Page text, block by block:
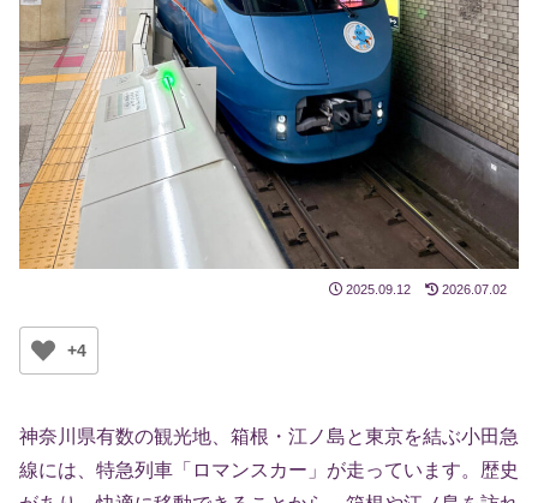
2025.09.12 2026.07.02
+4
神奈川県有数の観光地、箱根・江ノ島と東京を結ぶ小田急
線には、特急列車「ロマンスカー」が走っています。歴史